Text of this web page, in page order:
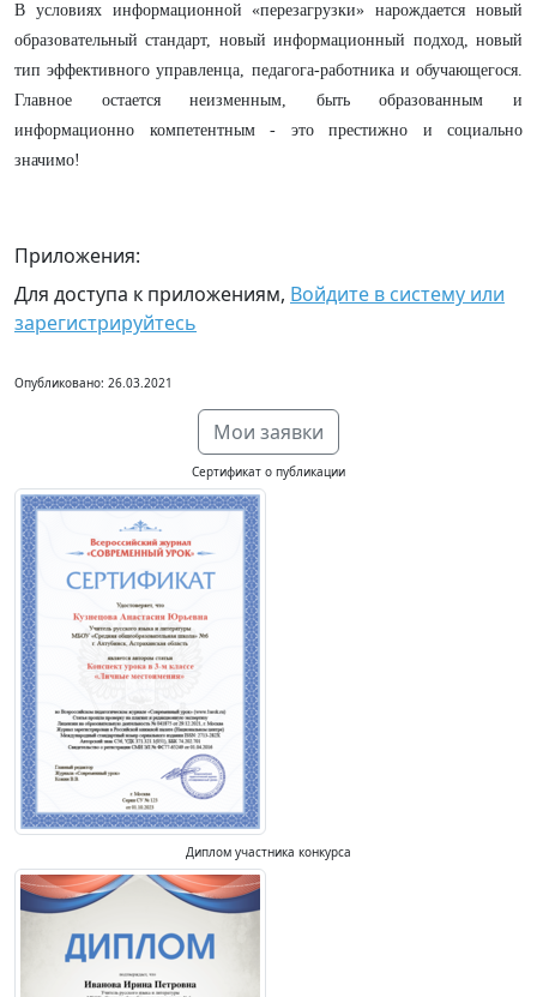
В условиях информационной «перезагрузки» нарождается новый
образовательный стандарт, новый информационный подход, новый
тип эффективного управленца, педагога-работника и обучающегося.
Главное остается неизменным, быть образованным и
информационно компетентным - это престижно и социально
значимо!
Приложения:
Для доступа к приложениям, Войдите в систему или
зарегистрируйтесь
Опубликовано: 26.03.2021
Мои заявки
Сертификат о публикации
Диплом участника конкурса